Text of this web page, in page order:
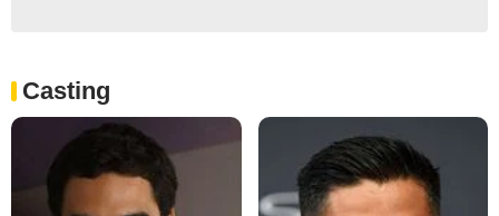
Casting